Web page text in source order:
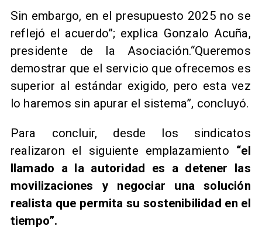
Sin embargo, en el presupuesto 2025 no se
reflejó el acuerdo”; explica Gonzalo Acuña,
presidente de la Asociación.“Queremos
demostrar que el servicio que ofrecemos es
superior al estándar exigido, pero esta vez
lo haremos sin apurar el sistema”, concluyó.
Para concluir, desde los sindicatos
realizaron el siguiente emplazamiento “el
llamado a la autoridad es a detener las
movilizaciones y negociar una solución
realista que permita su sostenibilidad en el
tiempo”.